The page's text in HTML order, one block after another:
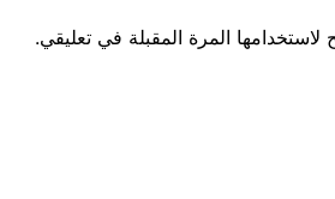
المرة المقبلة في تعليقي.